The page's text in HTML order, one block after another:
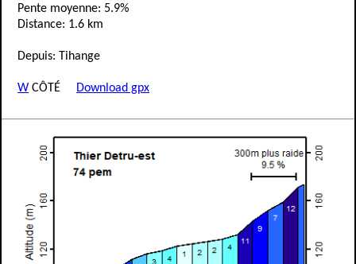
Pente moyenne: 5.9%
Distance: 1.6 km
Depuis: Tihange
W CÔTÉ Download gpx